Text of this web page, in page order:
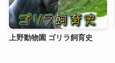
上野動物園 ゴリラ飼育史